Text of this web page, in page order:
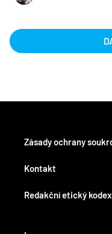
Kontakt
Redakční etický kodex
Zásady ochrany